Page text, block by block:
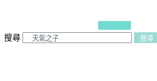
搜尋
搜尋